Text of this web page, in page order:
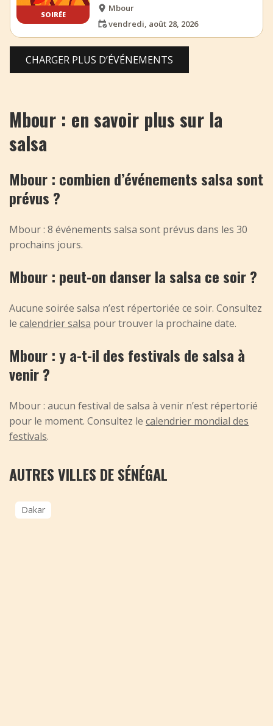
SOIRÉE
Mbour
vendredi, août 28, 2026
CHARGER PLUS D’ÉVÉNEMENTS
Mbour : en savoir plus sur la
salsa
Mbour : combien d’événements salsa sont
prévus ?
Mbour : 8 événements salsa sont prévus dans les 30
prochains jours.
Mbour : peut-on danser la salsa ce soir ?
Aucune soirée salsa n’est répertoriée ce soir. Consultez
le calendrier salsa pour trouver la prochaine date.
Mbour : y a-t-il des festivals de salsa à
venir ?
Mbour : aucun festival de salsa à venir n’est répertorié
pour le moment. Consultez le calendrier mondial des
festivals.
AUTRES VILLES DE SÉNÉGAL
Dakar